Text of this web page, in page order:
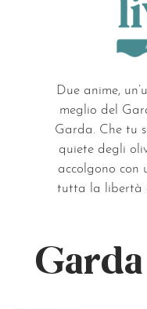
Due anime,
meglio del
Garda. Che tu
quiete degli
accolgono con
tutta la libertà
Garda